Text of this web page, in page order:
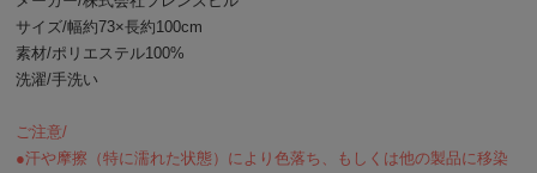
サイズ/幅約73×長約100cm
素材/ポリエステル100%
洗濯/手洗い
ご注意/
●汗や摩擦（特に濡れた状態）により色落ち、もしくは他の製品に移染